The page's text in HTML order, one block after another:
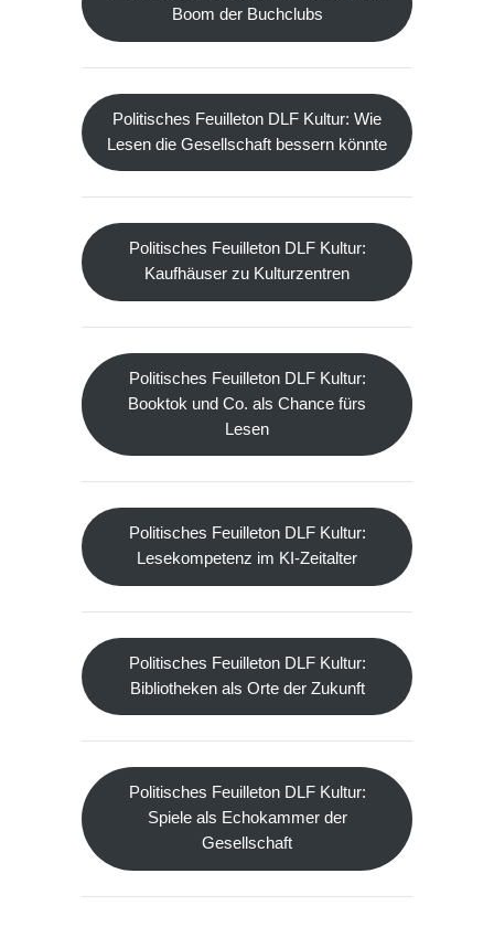
Boom der Buchclubs
Politisches Feuilleton DLF Kultur: Wie
Lesen die Gesellschaft bessern könnte
Politisches Feuilleton DLF Kultur:
Kaufhäuser zu Kulturzentren
Politisches Feuilleton DLF Kultur:
Booktok und Co. als Chance fürs
Lesen
Politisches Feuilleton DLF Kultur:
Lesekompetenz im KI-Zeitalter
Politisches Feuilleton DLF Kultur:
Bibliotheken als Orte der Zukunft
Politisches Feuilleton DLF Kultur:
Spiele als Echokammer der
Gesellschaft